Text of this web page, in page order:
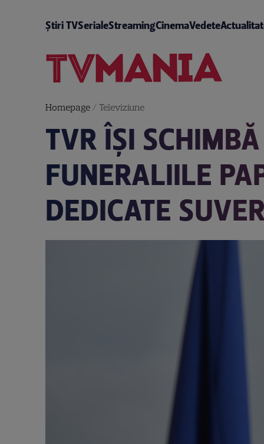
Știri TVSerialeStreamingCinemaVedete
Homepage/ Televiziune
TVR ÎȘI
FUNERALIILE
DEDICATE